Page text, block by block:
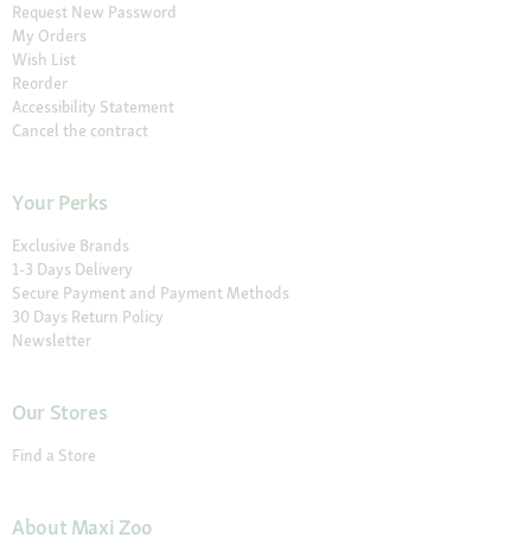
Request New Password
My Orders
Wish List
Reorder
Accessibility Statement
Cancel the contract
Your Perks
Exclusive Brands
1-3 Days Delivery
Secure Payment and Payment Methods
30 Days Return Policy
Newsletter
Our Stores
Find a Store
About Maxi Zoo